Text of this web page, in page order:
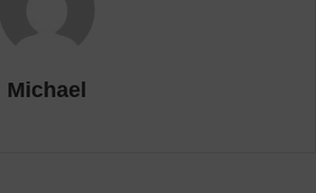
Michael